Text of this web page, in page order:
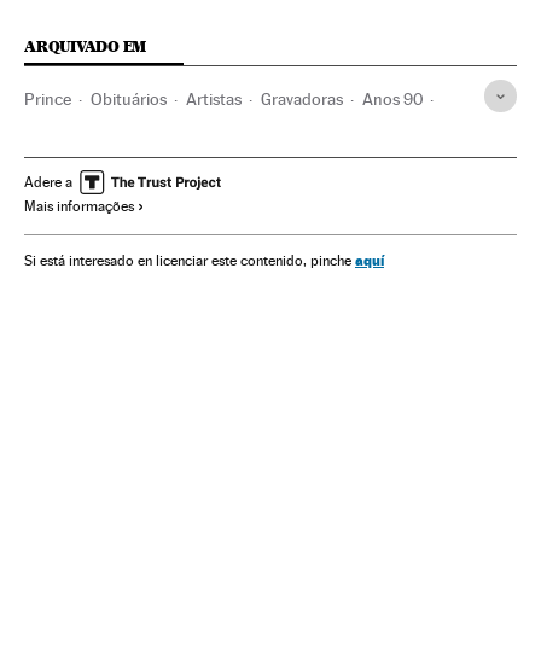
ARQUIVADO EM
Prince Obituários Artistas Gravadoras Anos 90
Estados Unidos Hardware
História contemporânea
Sociedade Indústria
Adere a
Mais informações
Si está interesado en licenciar este contenido, pinche aquí